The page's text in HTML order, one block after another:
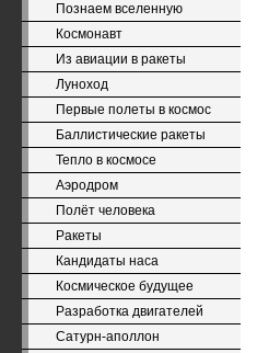
Познаем вселенную
Космонавт
Из авиации в ракеты
Луноход
Первые полеты в космос
Баллистические ракеты
Тепло в космосе
Аэродром
Полёт человека
Ракеты
Кандидаты наса
Космическое будущее
Разработка двигателей
Сатурн-аполлон